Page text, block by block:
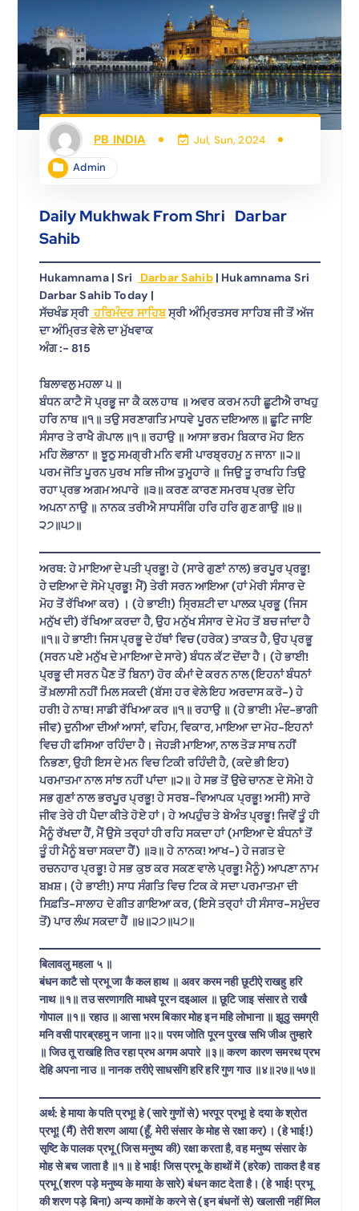
PB INDIA Jul, Sun, 2024
Admin
Daily Mukhwak From Shri Darbar
Sahib
Hukamnama | Sri Darbar Sahib| Hukamnama Sri
Darbar Sahib Today |
ਸੱਚਖੰਡ ਸ੍ਰੀ ਹਰਿਮੰਦਰ ਸਾਹਿਬਸ੍ਰੀ ਅੰਮ੍ਰਿਤਸਰ ਸਾਹਿਬ ਜੀ ਤੋਂ ਅੱਜ
ਦਾ ਅੰਮ੍ਰਿਤ ਵੇਲੇ ਦਾ ਮੁੱਖਵਾਕ
ਅੰਗ :- 815
ਬਿਲਾਵਲੁ ਮਹਲਾ ੫ ॥
ਬੰਧਨ ਕਾਟੈ ਸੋ ਪ੍ਰਭੂ ਜਾ ਕੈ ਕਲ ਹਾਥ ॥ ਅਵਰ ਕਰਮ ਨਹੀ ਛੂਟੀਐ ਰਾਖਹੁ
ਹਰਿ ਨਾਥ ॥੧॥ ਤਉ ਸਰਣਾਗਤਿ ਮਾਧਵੇ ਪੂਰਨ ਦਇਆਲ ॥ ਛੂਟਿ ਜਾਇ
ਸੰਸਾਰ ਤੇ ਰਾਖੈ ਗੋਪਾਲ ॥੧॥ ਰਹਾਉ ॥ ਆਸਾ ਭਰਮ ਬਿਕਾਰ ਮੋਹ ਇਨ
ਮਹਿ ਲੋਭਾਨਾ ॥ ਝੂਠੁ ਸਮਗ੍ਰੀ ਮਨਿ ਵਸੀ ਪਾਰਬ੍ਰਹਮੁ ਨ ਜਾਨਾ ॥੨॥
ਪਰਮ ਜੋਤਿ ਪੂਰਨ ਪੁਰਖ ਸਭਿ ਜੀਅ ਤੁਮ੍ਹ੍ਹਾਰੇ ॥ ਜਿਉ ਤੂ ਰਾਖਹਿ ਤਿਉ
ਰਹਾ ਪ੍ਰਭ ਅਗਮ ਅਪਾਰੇ ॥੩॥ ਕਰਣ ਕਾਰਣ ਸਮਰਥ ਪ੍ਰਭ ਦੇਹਿ
ਅਪਨਾ ਨਾਉ ॥ ਨਾਨਕ ਤਰੀਐ ਸਾਧਸੰਗਿ ਹਰਿ ਹਰਿ ਗੁਣ ਗਾਉ ॥੪॥
੨੭॥੫੭॥
ਅਰਥ: ਹੇ ਮਾਇਆ ਦੇ ਪਤੀ ਪ੍ਰਭੂ! ਹੇ (ਸਾਰੇ ਗੁਣਾਂ ਨਾਲ) ਭਰਪੂਰ ਪ੍ਰਭੂ!
ਹੇ ਦਇਆ ਦੇ ਸੋਮੇ ਪ੍ਰਭੂ! ਮੈਂ) ਤੇਰੀ ਸਰਨ ਆਇਆ (ਹਾਂ ਮੇਰੀ ਸੰਸਾਰ ਦੇ
ਮੋਹ ਤੋਂ ਰੱਖਿਆ ਕਰ) । (ਹੇ ਭਾਈ!) ਸ੍ਰਿਸ਼ਟੀ ਦਾ ਪਾਲਕ ਪ੍ਰਭੂ (ਜਿਸ
ਮਨੁੱਖ ਦੀ) ਰੱਖਿਆ ਕਰਦਾ ਹੈ, ਉਹ ਮਨੁੱਖ ਸੰਸਾਰ ਦੇ ਮੋਹ ਤੋਂ ਬਚ ਜਾਂਦਾ ਹੈ
॥੧॥ ਹੇ ਭਾਈ! ਜਿਸ ਪ੍ਰਭੂ ਦੇ ਹੱਥਾਂ ਵਿਚ (ਹਰੇਕ) ਤਾਕਤ ਹੈ, ਉਹ ਪ੍ਰਭੂ
(ਸਰਨ ਪਏ ਮਨੁੱਖ ਦੇ ਮਾਇਆ ਦੇ ਸਾਰੇ) ਬੰਧਨ ਕੱਟ ਦੇਂਦਾ ਹੈ। (ਹੇ ਭਾਈ!
ਪ੍ਰਭੂ ਦੀ ਸਰਨ ਪੈਣ ਤੋਂ ਬਿਨਾ) ਹੋਰ ਕੰਮਾਂ ਦੇ ਕਰਨ ਨਾਲ (ਇਹਨਾਂ ਬੰਧਨਾਂ
ਤੋਂ ਖ਼ਲਾਸੀ ਨਹੀਂ ਮਿਲ ਸਕਦੀ (ਬੱਸ! ਹਰ ਵੇਲੇ ਇਹ ਅਰਦਾਸ ਕਰੋ-) ਹੇ
ਹਰੀ! ਹੇ ਨਾਥ! ਸਾਡੀ ਰੱਖਿਆ ਕਰ ॥੧॥ ਰਹਾਉ ॥ (ਹੇ ਭਾਈ! ਮੰਦ-ਭਾਗੀ
ਜੀਵ) ਦੁਨੀਆ ਦੀਆਂ ਆਸਾਂ, ਵਹਿਮ, ਵਿਕਾਰ, ਮਾਇਆ ਦਾ ਮੋਹ-ਇਹਨਾਂ
ਵਿਚ ਹੀ ਫਸਿਆ ਰਹਿੰਦਾ ਹੈ। ਜੇਹੜੀ ਮਾਇਆ, ਨਾਲ ਤੋੜ ਸਾਥ ਨਹੀਂ
ਨਿਭਣਾ, ਉਹੀ ਇਸ ਦੇ ਮਨ ਵਿਚ ਟਿਕੀ ਰਹਿੰਦੀ ਹੈ, (ਕਦੇ ਭੀ ਇਹ)
ਪਰਮਾਤਮਾ ਨਾਲ ਸਾਂਝ ਨਹੀਂ ਪਾਂਦਾ ॥੨॥ ਹੇ ਸਭ ਤੋਂ ਉਚੇ ਚਾਨਣ ਦੇ ਸੋਮੇ! ਹੇ
ਸਭ ਗੁਣਾਂ ਨਾਲ ਭਰਪੂਰ ਪ੍ਰਭੂ! ਹੇ ਸਰਬ-ਵਿਆਪਕ ਪ੍ਰਭੂ! ਅਸੀ) ਸਾਰੇ
ਜੀਵ ਤੇਰੇ ਹੀ ਪੈਦਾ ਕੀਤੇ ਹੋਏ ਹਾਂ। ਹੇ ਅਪਹੁੰਚ ਤੇ ਬੇਅੰਤ ਪ੍ਰਭੂ! ਜਿਵੇਂ ਤੂੰ ਹੀ
ਮੈਨੂੰ ਰੱਖਦਾ ਹੈਂ, ਮੈਂ ਉਸੇ ਤਰ੍ਹਾਂ ਹੀ ਰਹਿ ਸਕਦਾ ਹਾਂ (ਮਾਇਆ ਦੇ ਬੰਧਨਾਂ ਤੋਂ
ਤੂੰ ਹੀ ਮੈਨੂੰ ਬਚਾ ਸਕਦਾ ਹੈਂ) ॥੩॥ ਹੇ ਨਾਨਕ! ਆਖ-) ਹੇ ਜਗਤ ਦੇ
ਰਚਨਹਾਰ ਪ੍ਰਭੂ! ਹੇ ਸਭ ਕੁਝ ਕਰ ਸਕਣ ਵਾਲੇ ਪ੍ਰਭੂ! ਮੈਨੂੰ) ਆਪਣਾ ਨਾਮ
ਬਖ਼ਸ਼। (ਹੇ ਭਾਈ!) ਸਾਧ ਸੰਗਤਿ ਵਿਚ ਟਿਕ ਕੇ ਸਦਾ ਪਰਮਾਤਮਾ ਦੀ
ਸਿਫ਼ਤਿ-ਸਾਲਾਹ ਦੇ ਗੀਤ ਗਾਇਆ ਕਰ, (ਇਸੇ ਤਰ੍ਹਾਂ ਹੀ ਸੰਸਾਰ-ਸਮੁੰਦਰ
ਤੋਂ) ਪਾਰ ਲੰਘ ਸਕਦਾ ਹੈਂ ॥੪॥੨੭॥੫੭॥
बिलावलु महला ५ ॥
बंधन काटै सो प्रभू जा कै कल हाथ ॥ अवर करम नही छूटीऐ राखहु हरि
नाथ ॥१॥ तउ सरणागति माधवे पूरन दइआल ॥ छूटि जाइ संसार ते राखै
गोपाल ॥१॥ रहाउ ॥ आसा भरम बिकार मोह इन महि लोभाना ॥ झूठु समग्री
मनि वसी पारब्रहमु न जाना ॥२॥ परम जोति पूरन पुरख सभि जीअ तुम्हारे
॥ जिउ तू राखहि तिउ रहा प्रभ अगम अपारे ॥३॥ करण कारण समरथ प्रभ
देहि अपना नाउ ॥ नानक तरीऐ साधसंगि हरि हरि गुण गाउ ॥४॥२७॥५७॥
अर्थ: हे माया के पति प्रभू! हे (सारे गुणों से) भरपूर प्रभू! हे दया के श्रोत
प्रभू! (मैं) तेरी शरण आया (हूँ, मेरी संसार के मोह से रक्षा कर)। (हे भाई!)
सृष्टि के पालक प्रभू (जिस मनुष्य की) रक्षा करता है, वह मनुष्य संसार के
मोह से बच जाता है ॥१॥ हे भाई! जिस प्रभू के हाथों में (हरेक) ताकत है वह
प्रभू (शरण पड़े मनुष्य के माया के सारे) बंधन काट देता है। (हे भाई! प्रभू
की शरण पड़े बिना) अन्य कामों के करने से (इन बंधनों से) खलासी नहीं मिल